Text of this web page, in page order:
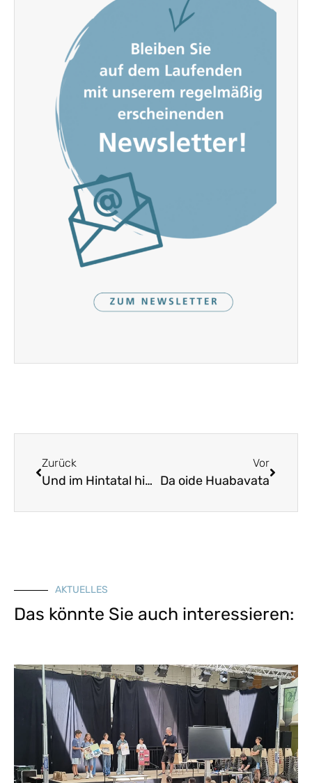
Zurück
Und im Hintatal hint
Vor
Da oide Huabavata
AKTUELLES
Das könnte Sie auch interessieren: